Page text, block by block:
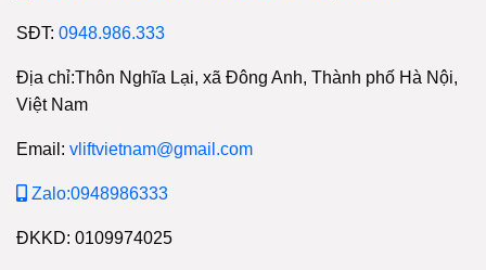
SĐT: 0948.986.333
Địa chỉ:Thôn Nghĩa Lại, xã Đông Anh, Thành phố Hà Nội,
Việt Nam
Email: vliftvietnam@gmail.com
Zalo:0948986333
ĐKKD: 0109974025